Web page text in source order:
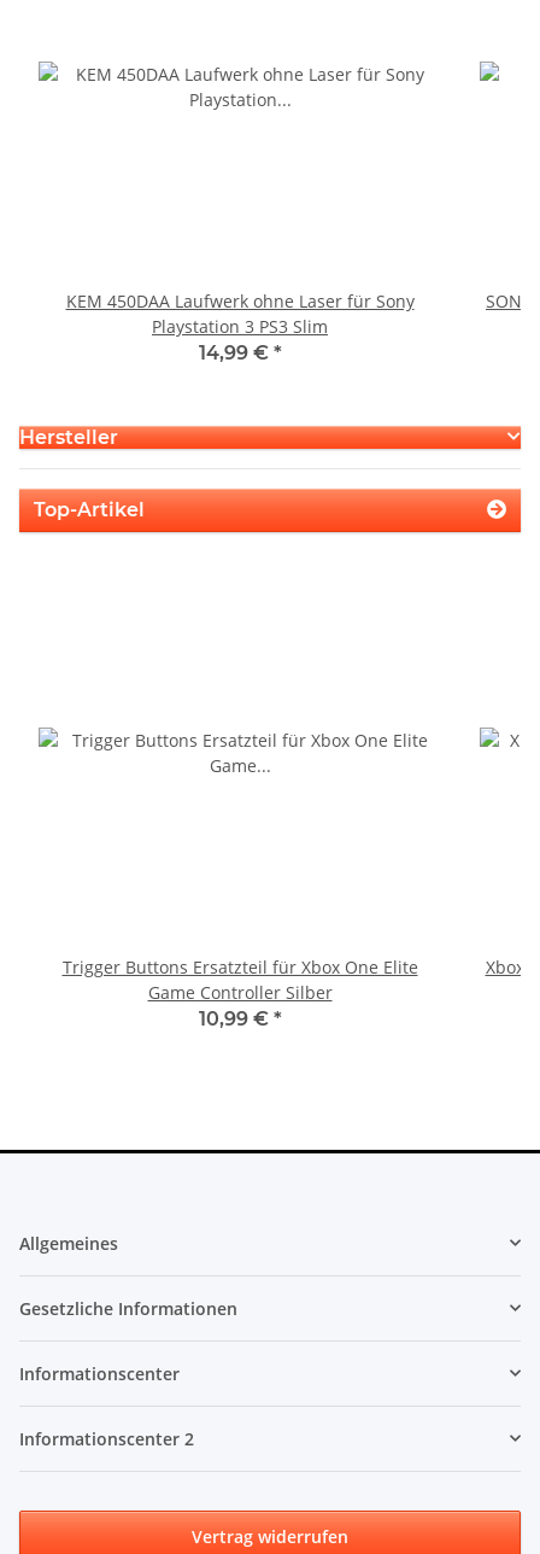
KEM 450DAA Laufwerk ohne Laser für Sony
Playstation 3 PS3 Slim
14,99 € *
Hersteller
Top-Artikel
Trigger Buttons Ersatzteil für Xbox One Elite
Game Controller Silber
10,99 € *
Xbox
Allgemeines
Gesetzliche Informationen
Informationscenter
Informationscenter 2
Vertrag widerrufen